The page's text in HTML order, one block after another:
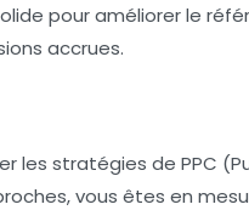
pour améliorer le
accrues.
les stratégies de PPC
vous êtes en